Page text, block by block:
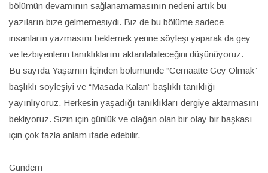
bölümün devamının sağlanamamasının nedeni artık bu
yazıların bize gelmemesiydi. Biz de bu bölüme sadece
insanların yazmasını beklemek yerine söyleşi yaparak da gey
ve lezbiyenlerin tanıklıklarını aktarılabileceğini düşünüyoruz.
Bu sayıda Yaşamın İçinden bölümünde “Cemaatte Gey Olmak”
başlıklı söyleşiyi ve “Masada Kalan” başlıklı tanıklığı
yayınlıyoruz. Herkesin yaşadığı tanıklıkları dergiye aktarmasını
bekliyoruz. Sizin için günlük ve olağan olan bir olay bir başkası
için çok fazla anlam ifade edebilir.
Gündem